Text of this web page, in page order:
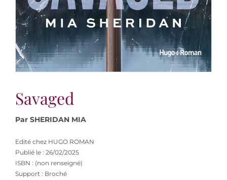
Savaged
Par SHERIDAN MIA
Edité chez HUGO ROMAN
Publié le : 26/02/2025
ISBN : (non renseigné)
Support : Broché